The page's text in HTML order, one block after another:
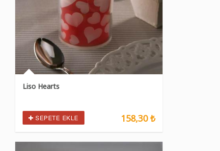
Liso Hearts
SEPETE EKLE 158,30 ₺